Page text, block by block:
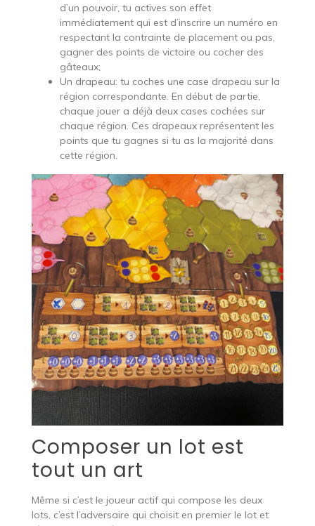
d’un pouvoir, tu actives son effet
immédiatement qui est d’inscrire un numéro en
respectant la contrainte de placement ou pas,
gagner des points de victoire ou cocher des
gâteaux;
Un drapeau: tu coches une case drapeau sur la
région correspondante. En début de partie,
chaque jouer a déjà deux cases cochées sur
chaque région. Ces drapeaux représentent les
points que tu gagnes si tu as la majorité dans
cette région.
Composer un lot est
tout un art
Même si c’est le joueur actif qui compose les deux
lots, c’est l’adversaire qui choisit en premier le lot et